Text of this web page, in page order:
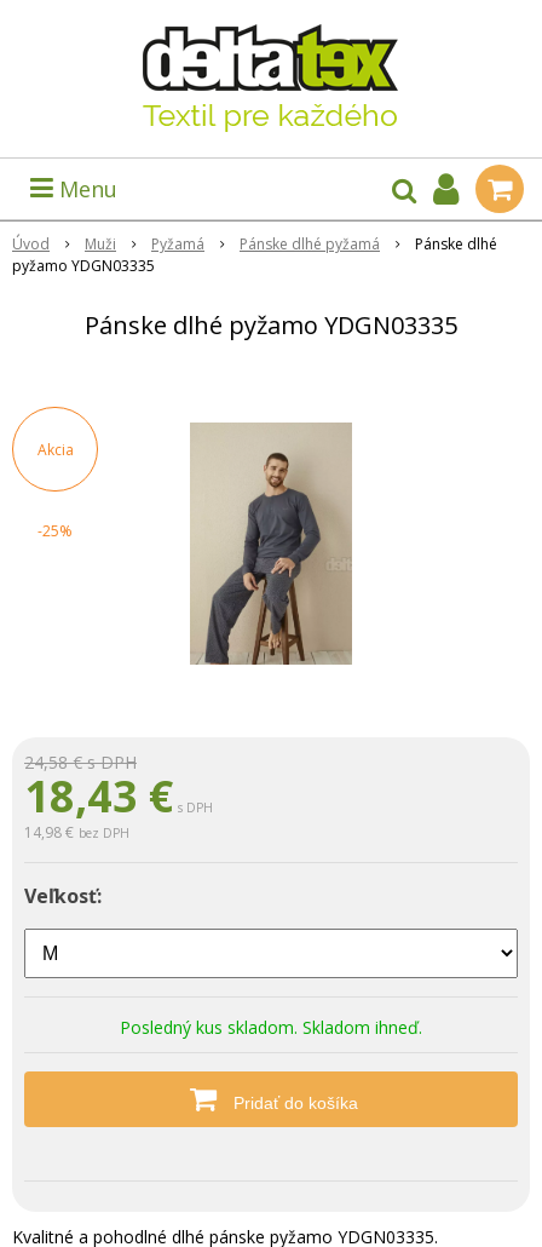
Menu
Úvod Muži Pyžamá Pánske dlhé pyžamá
Pánske dlhé
pyžamo YDGN03335
Pánske dlhé pyžamo YDGN03335
Akcia
-25%
24,58 €s DPH
18,43 € s DPH
14,98 € bez DPH
Veľkosť:
Posledný kus skladom. Skladom ihneď.
Pridať do košíka
Kvalitné a pohodlné dlhé pánske pyžamo YDGN03335.